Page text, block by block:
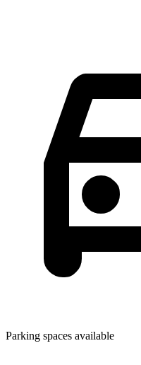
Parking spaces available